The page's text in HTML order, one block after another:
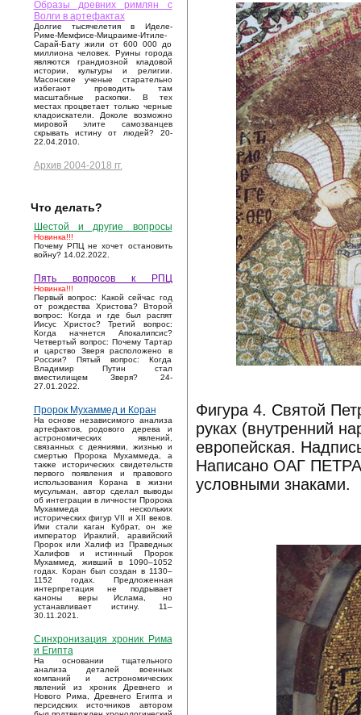
Образы древних римлян с
Волги в артефактах
Долгие тысячелетия в Иделе-
Риме-Мемфисе-Мицраиме-Итиле-
Сарай-Бату жили от 600 000 до
миллиона человек. Руины города
являются грандиозной кладовой
истории, культуры и религии.
Масонские ученые старательно
избегают проводить там
масштабные раскопки. В тех
местах процветает только черные
кладоискатели. Доколе возможно
мировой элите самозванцев
скрывать истину от людей? 20-
22.04.2010.
Архив 2004-2018 гг.
Что делать?
Шестой и другие вопросы
Новинка!!!
Почему РПЦ не хочет остановить
войну? 14.02.2022.
Пять вопросов к РПЦ
Новинка!!!
Первый вопрос: Какой сейчас год
от рождества Христова? Второй
вопрос: Когда и где был распят
Иисус Христос? Третий вопрос:
Когда начнется Апокалипсис?
Четвертый вопрос: Почему Тартар
и царство Зверя расположено в
России? Пятый вопрос: Когда
Владимир Путин стал
вместилищем Зверя? 24-
27.01.2022.
Пророк Мухаммед и Коран
На основе независимого анализа
артефактов, родового дерева и
астрономических явлений,
связанных с деяниями, жизнью и
смертью Пророка Мухаммеда, а
также исторических свидетельств
первого появления и правового
использования Корана в жизни
мусульман, автор сделал выводы
об интеграции в личности Пророка
Мухаммеда нескольких
исторических фигур VII и XII веков.
Ими стали каган Кубрат, он же
император Ираклий, аравийский
Пророк или Халиф из Праведных
Халифов и истинный Пророк
Мухаммед, живший в 1090–1052
годах. Коран был создан в 1130–
1152 годах. Предложенная
интерпретация не подрывает
каноны веры Ислама, но
устанавливает истину. 11–
30.11.2021.
Синхронизация хроник Рима
и Египта
На основании тщательного
анализа деталей военных
компаний и астрономических
явлений из хроник Древнего и
Нового Рима, Древнего Египта и
персидских источников автором
Фигура 4. Святой
руках (внутренний
европейская.
Написано ОАГ
условными знаками.